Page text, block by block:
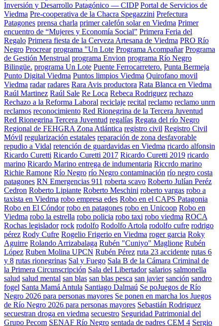
Inversión y Desarrollo Patagónico — CIDP Portal de Servicios de
Viedma Pre-cooperativa de la Chacra Spegazzini Prefectura
Patagones prensa charla primer calefón solar en Viedma Primer
encuentro de “Mujeres y Economía Social” Primera Feria del
Regalo Primera fiesta de la Cerveza Artesana de Viedma PRO Río
Negro Procrear programa "Un Lote Programa Acompañar Programa
de Gestión Menstrual programa Envion programa Río Negro
Bilingüe. programa Un Lote Puente Ferrocarretero. Punta Bermeja
Punto Digital Viedma Puntos limpios Viedma Quirofano movil
Viedma radar radares Rara Avis productora Rata Blanca en Viedma
Raúl Martinez Raúl Sale Re Loca Rebeca Rodriguez rechazo
Rechazo a la Reforma Laboral reciclaje recital reclamo reclamo unrn
reclamos reconocimiento Red Rionegrina de la Tercera Juventud
Red Rionegrina Tercera Juventud regalías Regata del río Negro
Regional de FEHGRA Zona Atlántica registro civil Registro Civil
Móvil regularización estatales reparación de zona desfavorable
repudio a Vidal retención de guardavidas en Viedma ricardo alfonsin
Ricardo Curetti Ricardo Curetti 2017 Ricardo Curetti 2019 ricardo
marino Ricardo Marino entrega de indumentaria Riccrdo marino
Richie Ramone Río Negro río Negro contaminación río negro costa
patagones RN Emergencias 911 roberta scavo Roberto Julían Peréz
Cedron Roberto Lipiante Roberto Meschini roberto vargas robo a
taxista en Viedma robo empresa edes Robo en el CAPS Patagonia
Robo en El Cóndor robo en patagones robo en Unicoop Robo en
Viedma robo la estrella robo policia robo taxi robo viedma ROCA
Rochas legislador rock rodolfo Rodolfo Artola rodolfo cufre rodrigo
pérez Rody Cufre Rogelio Frigerio en Viedma roger garcia Roky
Aguirre Rolando Arrizabalaga Rubén "Cuniyo" Maglione Rubén
López Ruben Molina UPCN Rubén Pérez ruta 23 accidente rutas 6
y 8 rutas rionegrinas Sal y Fuego Sala B de la Cámara Criminal de
la Primera Circunscripción Sala del Libertador salarios salmonella
salud salud mental san blas san blas pesca san javier sanción sandro
fogel Santa Mamá Antula Santiago Dalmaú Se poJuegos de Río
Negro 2026 para personas mayores Se ponen en marcha los Juegos
de Río Negro 2026 para personas mayores Sebastián Rodriguez
secuestran droga en viedma secuestro Seguridad Patrimonial del
Grupo Pecom SENAF Río Negro sentada de padres CEM 4 Sergio